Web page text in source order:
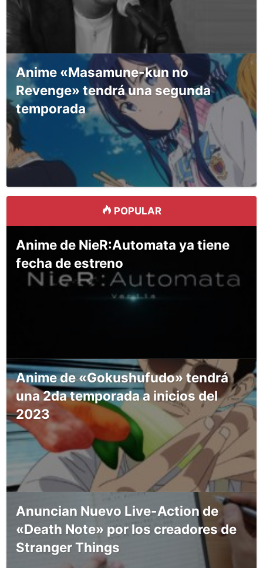
Anime «Masamune-kun no
Revenge» tendrá una segunda
temporada
POPULAR
Anime de NieR:Automata ya tiene
fecha de estreno
Anime de «Gokushufudo» tendrá
una 2da temporada a inicios del
2023
Anuncian Nuevo Live-Action de
«Death Note» por los creadores de
Stranger Things